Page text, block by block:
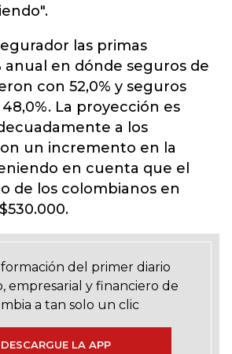
las primas
anual en dónde seguros de
con 52,0% y seguros
La proyección es
a los
un incremento en la
en cuenta que el
de los colombianos en
del primer diario
empresarial y financiero de
a tan solo un clic
DESCARGUE LA APP